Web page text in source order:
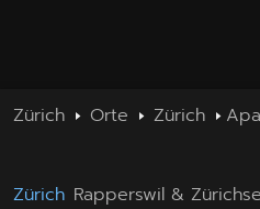
Zürich Orte Zürich
Zürich Rapperswil &